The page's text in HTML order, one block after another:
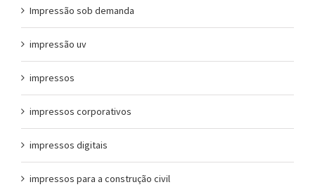
Impressão sob demanda
impressão uv
impressos
impressos corporativos
impressos digitais
impressos para a construção civil